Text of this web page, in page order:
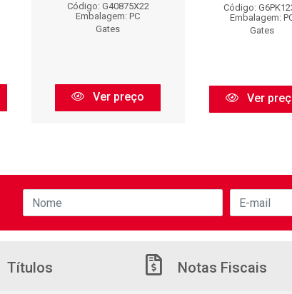
Código: G40875X22
Embalagem: PC
Gates
Ver preço
Código:
Embalagem:
Gates
Ver
Títulos Notas Fiscais